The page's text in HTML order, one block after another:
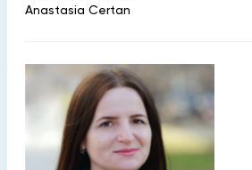
Anastasia Certan